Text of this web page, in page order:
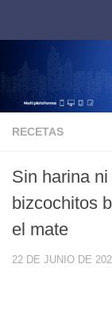
RECETAS
Sin harina
bizcochitos
el mate
22 DE JUNIO DE